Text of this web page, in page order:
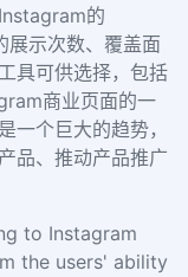
的
展示次数、覆盖面
具可供选择，包括
商业页面的一
一个巨大的趋势，
品、推动产品推广
to Instagram
the users' ability